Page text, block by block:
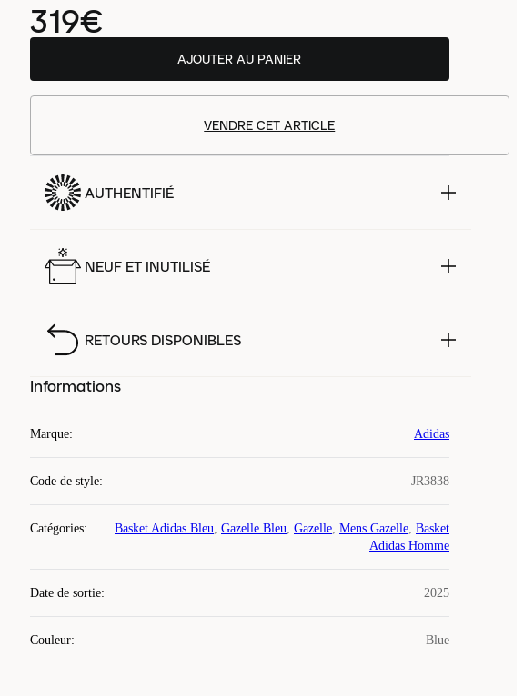
319€
AJOUTER AU PANIER
VENDRE CET ARTICLE
AUTHENTIFIÉ
NEUF ET INUTILISÉ
RETOURS DISPONIBLES
Informations
Marque: Adidas
Code de style: JR3838
Catégories: Basket Adidas Bleu, Gazelle Bleu, Gazelle, Mens Gazelle, Basket
Adidas Homme
Date de sortie: 2025
Couleur: Blue